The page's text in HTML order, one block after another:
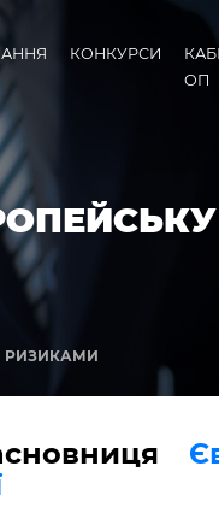
КОНКУРСИ
ОП
РИЗИКАМИ